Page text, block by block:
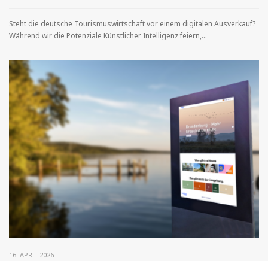
Steht die deutsche Tourismuswirtschaft vor einem digitalen Ausverkauf?
Während wir die Potenziale Künstlicher Intelligenz feiern,...
16. APRIL 2026